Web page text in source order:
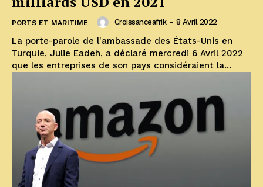
PORTS ET MARITIME Croissanceafrik - 8 Avril 2022
La porte-parole de l'ambassade des États-Unis en
Turquie, Julie Eadeh, a déclaré mercredi 6 Avril 2022
que les entreprises de son pays considéraient la...